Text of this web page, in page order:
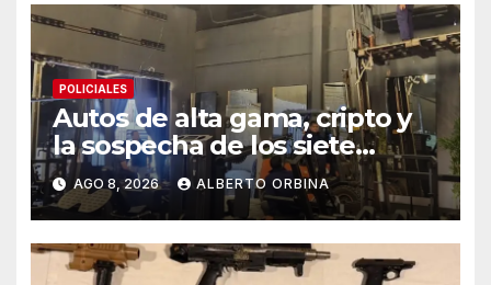
POLICIALES
Autos de alta gama, cripto y
la sospecha de los siete
gimnasios en un año: las
pistas detrás de la banda
acusada de lavar dinero narco
en Chaco
AGO 8, 2026 ALBERTO ORBINA